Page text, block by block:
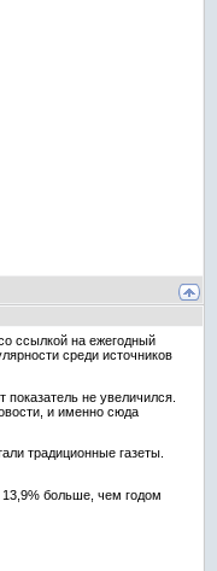
ссылкой на ежегодный
среди источников
не увеличился.
и именно сюда
традиционные газеты.
13,9% больше, чем годом